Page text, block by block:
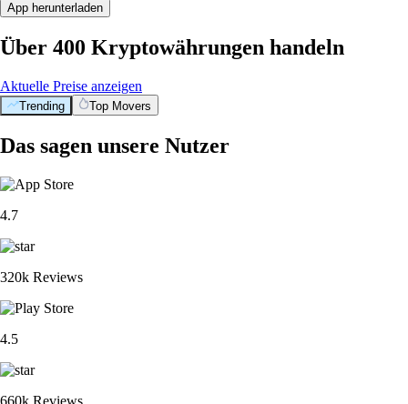
App herunterladen
Über 400 Kryptowährungen handeln
Aktuelle Preise anzeigen
Trending Top Movers
Das sagen unsere Nutzer
4.7
320k Reviews
4.5
660k Reviews